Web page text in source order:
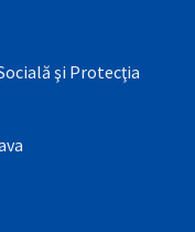
şi Protecţia